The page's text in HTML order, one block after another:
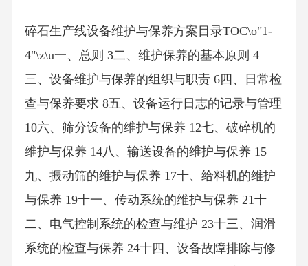
碎石生产线设备维护与保养方案目录TOC\o"1-
4"\z\u一、总则 3二、维护保养的基本原则 4
三、设备维护与保养的组织与职责 6四、日常检
查与保养要求 8五、设备运行日志的记录与管理
10六、筛分设备的维护与保养 12七、破碎机的
维护与保养 14八、输送设备的维护与保养 15
九、振动筛的维护与保养 17十、给料机的维护
与保养 19十一、传动系统的维护与保养 21十
二、电气控制系统的检查与维护 23十三、润滑
系统的检查与保养 24十四、设备故障排除与修